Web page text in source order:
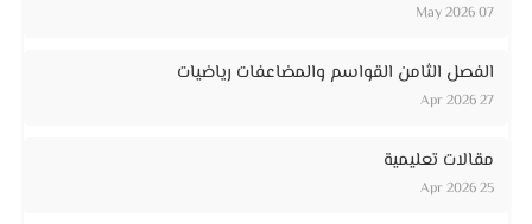
07 May 2026
الفصل الثامن القواسم والمضاعفات رياضيات
27 Apr 2026
مقالات تعليمية
25 Apr 2026